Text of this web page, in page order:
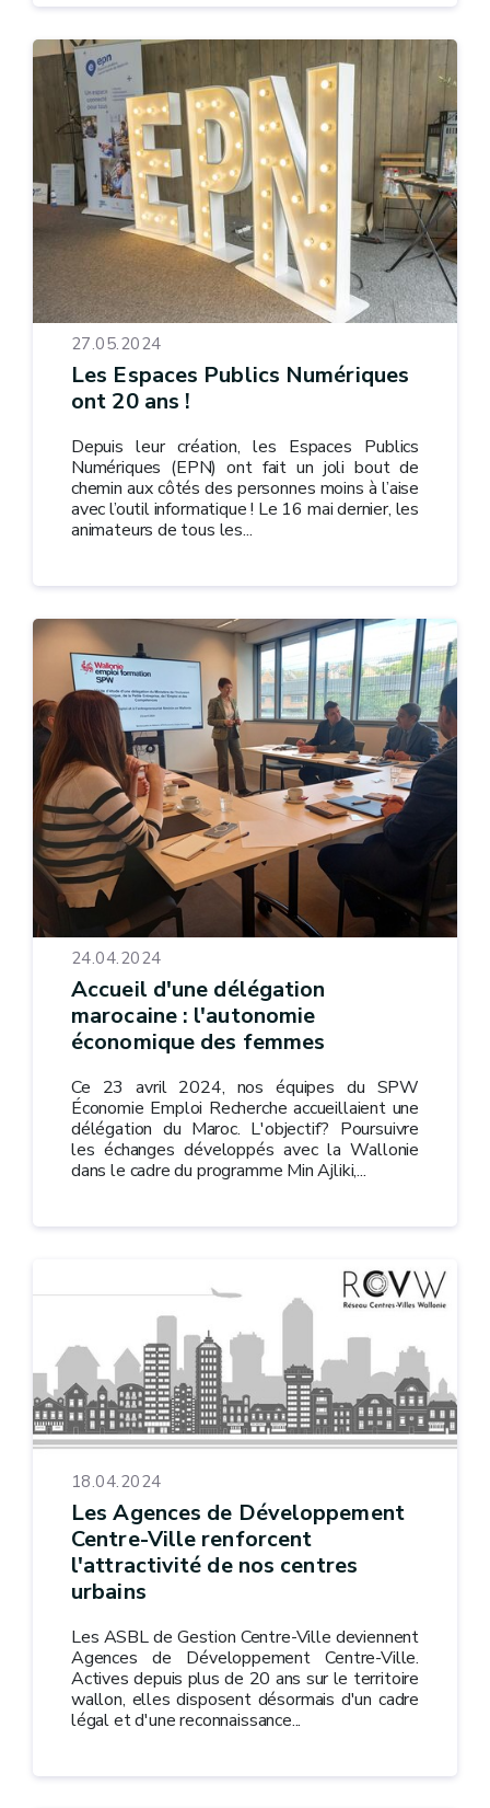
27.05.2024
Les Espaces Publics Numériques
ont 20 ans !
Depuis leur création, les Espaces Publics
Numériques (EPN) ont fait un joli bout de
chemin aux côtés des personnes moins à l’aise
avec l’outil informatique ! Le 16 mai dernier, les
animateurs de tous les...
24.04.2024
Accueil d'une délégation
marocaine : l'autonomie
économique des femmes
Ce 23 avril 2024, nos équipes du SPW
Économie Emploi Recherche accueillaient une
délégation du Maroc. L'objectif? Poursuivre
les échanges développés avec la Wallonie
dans le cadre du programme Min Ajliki,...
18.04.2024
Les Agences de Développement
Centre-Ville renforcent
l'attractivité de nos centres
urbains
Les ASBL de Gestion Centre-Ville deviennent
Agences de Développement Centre-Ville.
Actives depuis plus de 20 ans sur le territoire
wallon, elles disposent désormais d'un cadre
légal et d'une reconnaissance...